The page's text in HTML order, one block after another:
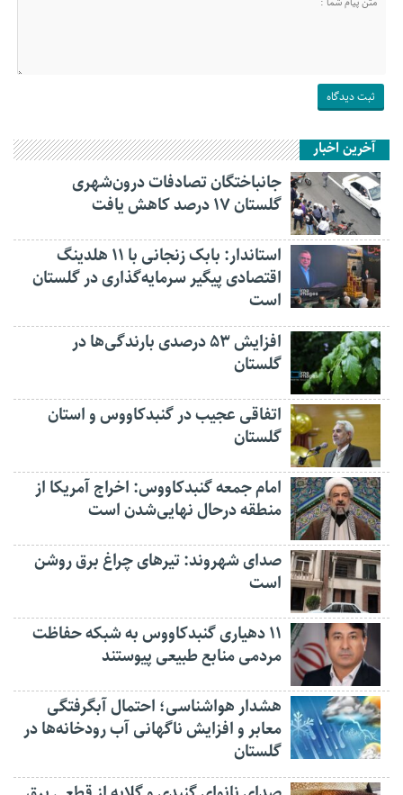
آخرین اخبار
جانباختگان تصادفات درون‌شهری
گلستان ۱۷ درصد کاهش یافت
استاندار: بابک زنجانی با ۱۱ هلدینگ
اقتصادی پیگیر سرمایه‌گذاری در گلستان
است
افزایش ۵۳ درصدی بارندگی‌ها در
گلستان
اتفاقی عجیب در‌ گنبدکاووس و استان
گلستان
امام جمعه گنبدکاووس: اخراج آمریکا از
منطقه درحال نهایی‌شدن است
صدای شهروند: تیرهای چراغ برق روشن
است
۱۱ دهیاری گنبدکاووس به شبکه حفاظت
مردمی منابع طبیعی پیوستند
هشدار هواشناسی؛ احتمال آبگرفتگی
معابر و افزایش ناگهانی آب رودخانه‌ها در
گلستان